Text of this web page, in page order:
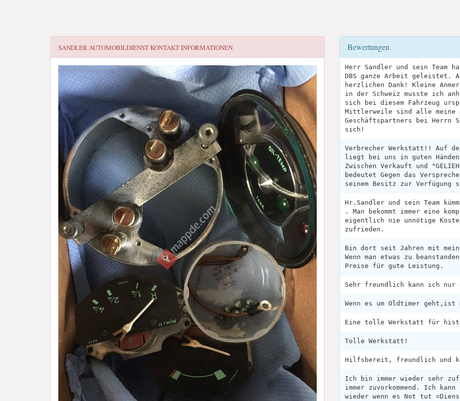
SANDLER AUTOMOBILDIENSTKONTAKT INFORMATIONEN Bewertungen
Herr Sandler und sein Team
DBS ganze Arbeit geleistet.
herzlichen Dank! Kleine
in der Schweiz musste ich
sich bei diesem Fahrzeug
Mittlerweile sind alle meine
Geschäftspartners bei
sich!
Verbrecher Werkstatt!! Auf
liegt bei uns in guten
Zwischen Verkauft und
bedeutet Gegen das
seinem Besitz zur Verfügung
Hr.Sandler und sein Team
. Man bekommt immer eine
eigentlich nie unnötige
zufrieden.
Bin dort seit Jahren mit
Wenn man etwas zu
Preise für gute Leistung.
Sehr freundlich kann ich nur
Wenn es um Oldtimer
Eine tolle Werkstatt für
Tolle Werkstatt!
Hilfsbereit, freundlich und
Ich bin immer wieder sehr
immer zuvorkommend. Ich kann
wieder wenn es Not tut